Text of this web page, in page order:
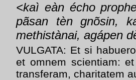
<kaì eàn écho
pãsan tèn gnõsin,
methistànai, agápen
VULGATA: Et si
et omnem scientiam:
transferam, charitatem